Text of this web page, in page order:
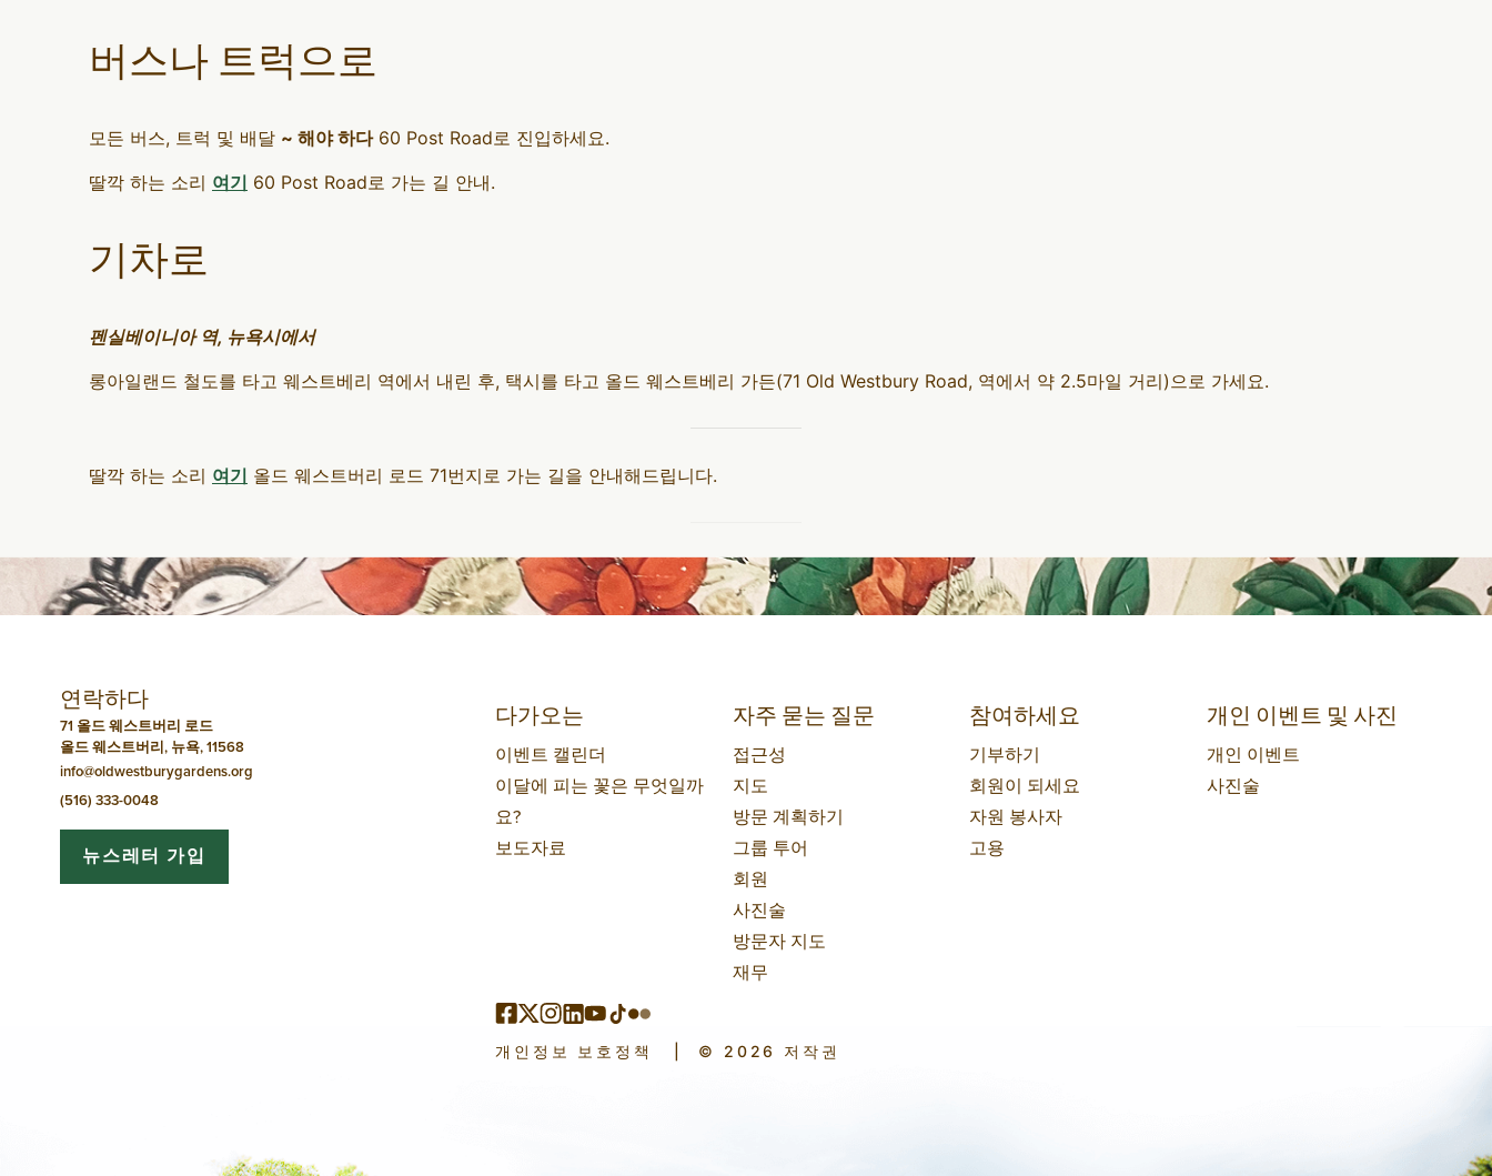
버스나 트럭으로
모든 버스, 트럭 및 배달 ~ 해야 하다60 Post Road로 진입하세요.
딸깍 하는 소리 여기 60 Post Road로 가는 길 안내.
기차로
펜실베이니아 역, 뉴욕시에서
롱아일랜드 철도를 타고 웨스트베리 역에서 내린 후, 택시를 타고 올드 웨스트베리 가든(71 Old Westbury Road, 역에서 약 2.5마일 거리)으로 가세요.
딸깍 하는 소리 여기 올드 웨스트버리 로드 71번지로 가는 길을 안내해드립니다.
연락하다
71 올드 웨스트버리 로드
올드 웨스트버리, 뉴욕, 11568
info@oldwestburygardens.org
(516) 333-0048
뉴스레터 가입
다가오는
이벤트 캘린더
이달에 피는 꽃은 무엇일까
요?
보도자료
자주 묻는 질문
접근성
지도
방문 계획하기
그룹 투어
회원
사진술
방문자 지도
재무
참여하세요
기부하기
회원이 되세요
자원 봉사자
고용
개인 이벤트 및 사진
개인 이벤트
사진술
개인정보 보호정책 © 2026 저작권